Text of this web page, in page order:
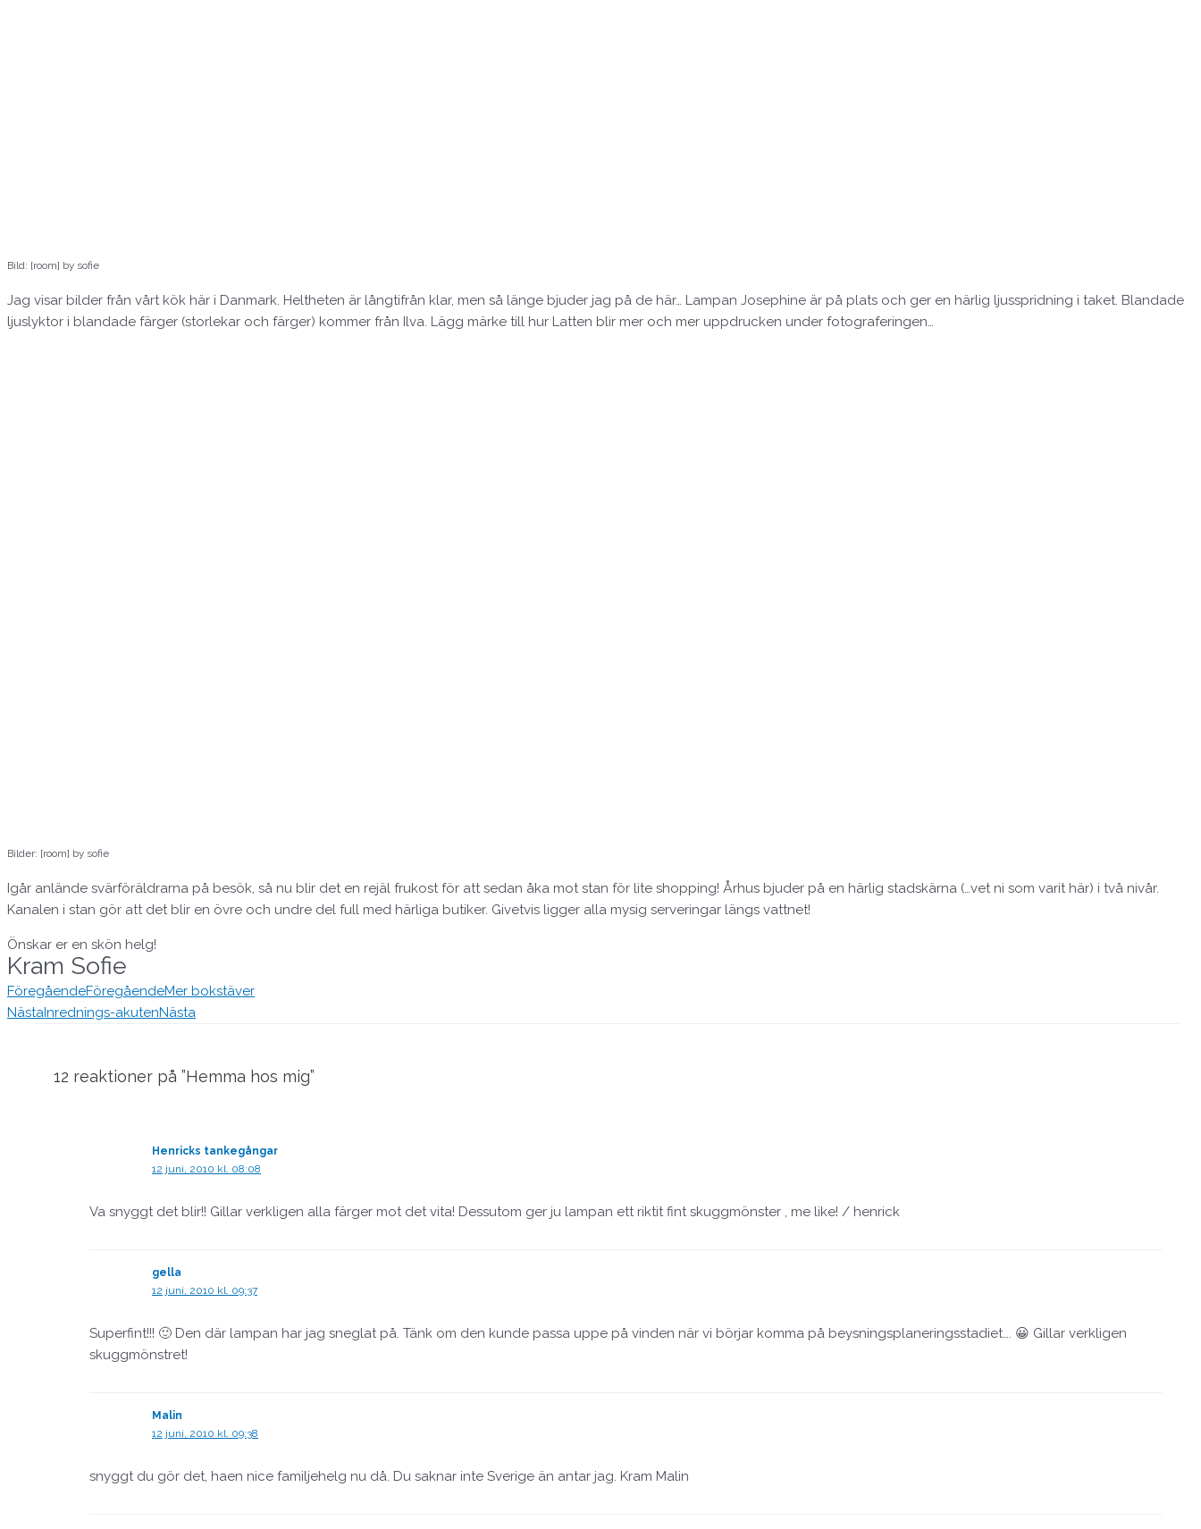
Bild: [room] by sofie
Jag visar bilder från vårt kök här i Danmark. Heltheten är långtifrån klar, men så länge bjuder jag på de här… Lampan Josephine är på plats och ger en härlig ljusspridning i taket. Blandade
ljuslyktor i blandade färger (storlekar och färger) kommer från Ilva. Lägg märke till hur Latten blir mer och mer uppdrucken under fotograferingen…
Bilder: [room] by sofie
Igår anlände svärföräldrarna på besök, så nu blir det en rejäl frukost för att sedan åka mot stan för lite shopping! Århus bjuder på en härlig stadskärna (…vet ni som varit här) i två nivår.
Kanalen i stan gör att det blir en övre och undre del full med härliga butiker. Givetvis ligger alla mysig serveringar längs vattnet!
Önskar er en skön helg!
Kram Sofie
FöregåendeFöregåendeMer bokstäver
NästaInrednings-akutenNästa
12 reaktioner på ”Hemma hos mig”
Henricks tankegångar
12 juni, 2010 kl. 08:08
Va snyggt det blir!! Gillar verkligen alla färger mot det vita! Dessutom ger ju lampan ett riktit fint skuggmönster , me like! / henrick
gella
12 juni, 2010 kl. 09:37
Superfint!!! 🙂 Den där lampan har jag sneglat på. Tänk om den kunde passa uppe på vinden när vi börjar komma på beysningsplaneringsstadiet…. 😀 Gillar verkligen
skuggmönstret!
Malin
12 juni, 2010 kl. 09:38
snyggt du gör det, haen nice familjehelg nu då. Du saknar inte Sverige än antar jag. Kram Malin